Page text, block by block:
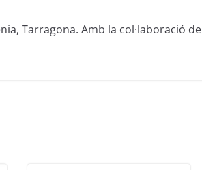
Tarragona. Amb la col·laboració de